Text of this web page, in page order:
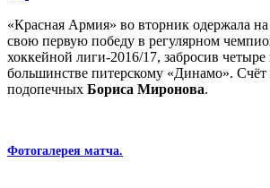
«Красная Армия» во вторник одержала
свою первую победу в регулярном
хоккейной лиги-2016/17, забросив
большинстве питерскому «Динамо». Счёт
подопечных Бориса Миронова.
Фотогалерея матча.